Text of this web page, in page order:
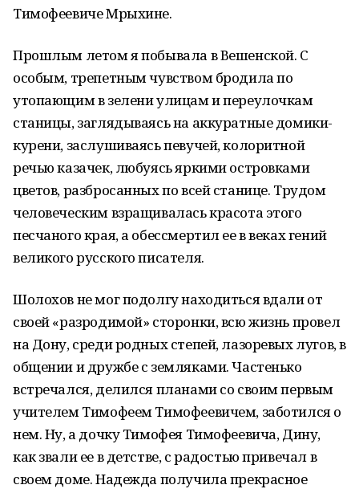
Тимофеевиче Мрыхине.
Прошлым летом я побывала в Вешенской. С
особым, трепетным чувством бродила по
утопающим в зелени улицам и переулочкам
станицы, заглядываясь на аккуратные домики-
курени, заслушиваясь певучей, колоритной
речью казачек, любуясь яркими островками
цветов, разбросанных по всей станице. Трудом
человеческим взращивалась красота этого
песчаного края, а обессмертил ее в веках гений
великого русского писателя.
Шолохов не мог подолгу находиться вдали от
своей «разродимой» сторонки, всю жизнь провел
на Дону, среди родных степей, лазоревых лугов, в
общении и дружбе с земляками. Частенько
встречался, делился планами со своим первым
учителем Тимофеем Тимофеевичем, заботился о
нем. Ну, а дочку Тимофея Тимофеевича, Дину,
как звали ее в детстве, с радостью привечал в
своем доме. Надежда получила прекрасное